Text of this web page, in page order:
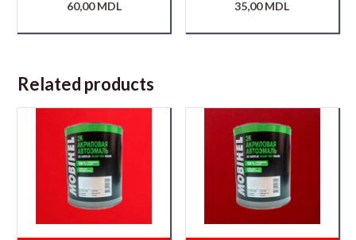
60,00MDL 35,00MDL
Related products